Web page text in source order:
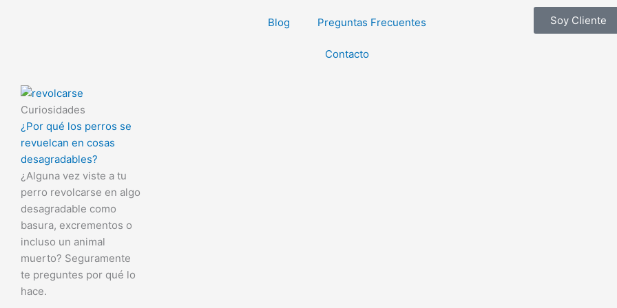
Blog Preguntas Frecuentes
Contacto
Soy Cliente
Curiosidades
¿Por qué los perros se
revuelcan en cosas
desagradables?
¿Alguna vez viste a tu
perro revolcarse en algo
desagradable como
basura, excrementos o
incluso un animal
muerto? Seguramente
te preguntes por qué lo
hace.